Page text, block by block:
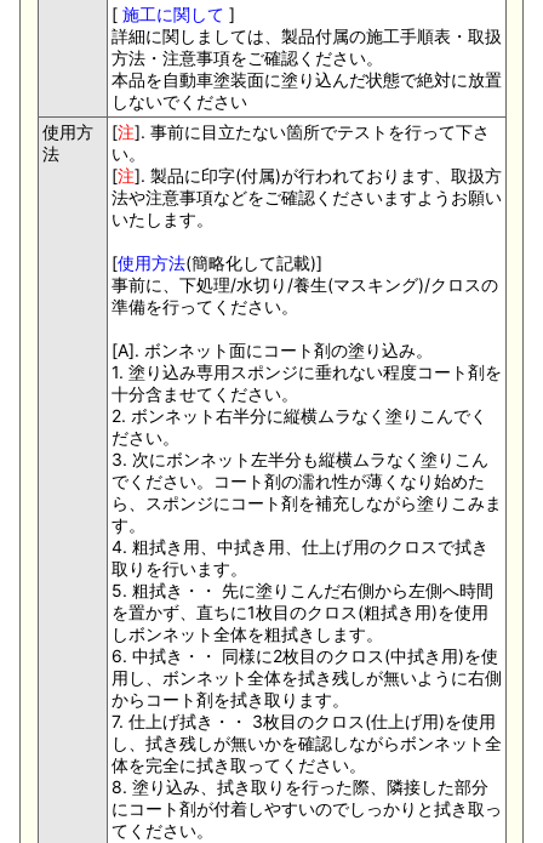
[ 施工に関して ]
詳細に関しましては、製品付属の施工手順表・取扱
方法・注意事項をご確認ください。
本品を自動車塗装面に塗り込んだ状態で絶対に放置
しないでください
使用方
法
[注]. 事前に目立たない箇所でテストを行って下さ
い。
[注]. 製品に印字(付属)が行われております、取扱方
法や注意事項などをご確認くださいますようお願い
いたします。
[使用方法(簡略化して記載)]
事前に、下処理/水切り/養生(マスキング)/クロスの
準備を行ってください。
[A]. ボンネット面にコート剤の塗り込み。
1. 塗り込み専用スポンジに垂れない程度コート剤を
十分含ませてください。
2. ボンネット右半分に縦横ムラなく塗りこんでく
ださい。
3. 次にボンネット左半分も縦横ムラなく塗りこん
でください。コート剤の濡れ性が薄くなり始めた
ら、スポンジにコート剤を補充しながら塗りこみま
す。
4. 粗拭き用、中拭き用、仕上げ用のクロスで拭き
取りを行います。
5. 粗拭き・・ 先に塗りこんだ右側から左側へ時間
を置かず、直ちに1枚目のクロス(粗拭き用)を使用
しボンネット全体を粗拭きします。
6. 中拭き・・ 同様に2枚目のクロス(中拭き用)を使
用し、ボンネット全体を拭き残しが無いように右側
からコート剤を拭き取ります。
7. 仕上げ拭き・・ 3枚目のクロス(仕上げ用)を使用
し、拭き残しが無いかを確認しながらボンネット全
体を完全に拭き取ってください。
8. 塗り込み、拭き取りを行った際、隣接した部分
にコート剤が付着しやすいのでしっかりと拭き取っ
てください。